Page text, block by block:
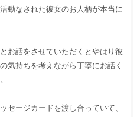
動なされた彼女のお人柄が本当に
お話をさせていただくとやはり彼
気持ちを考えながら丁寧にお話く
セージカードを渡し合っていて、